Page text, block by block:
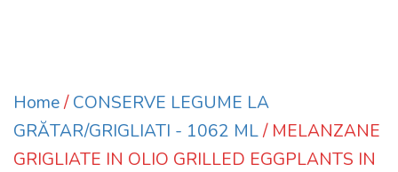
Home/CONSERVE LEGUME LA
GRĂTAR/GRIGLIATI - 1062 ML/ MELANZANE
GRIGLIATE IN OLIO GRILLED EGGPLANTS IN